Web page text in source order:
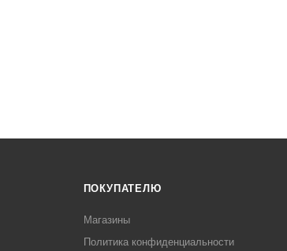
ПОКУПАТЕЛЮ
Магазины
Политика конфиденциальности